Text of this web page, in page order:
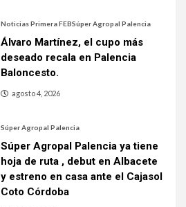
Noticias Primera FEBSúper Agropal Palencia
Álvaro Martínez, el cupo más
deseado recala en Palencia
Baloncesto.
agosto 4, 2026
Súper Agropal Palencia
Súper Agropal Palencia ya tiene
hoja de ruta , debut en Albacete
y estreno en casa ante el Cajasol
Coto Córdoba